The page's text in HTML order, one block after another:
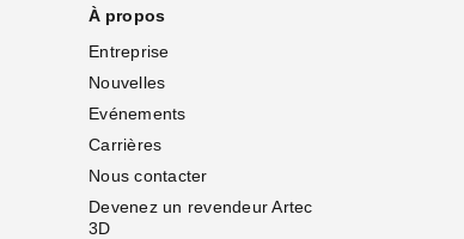
À propos
Entreprise
Nouvelles
Evénements
Carrières
Nous contacter
Devenez un revendeur Artec
3D